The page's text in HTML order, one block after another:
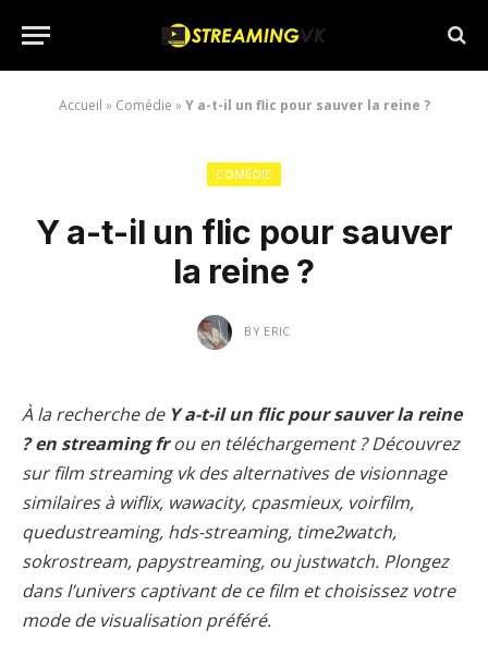
Accueil » Comédie »Y a-t-il un flic pour sauver la reine ?
COMÉDIE
Y a-t-il un flic pour sauver
la reine ?
BY ERIC
À la recherche de Y a-t-il un flic pour sauver la reine
? en streaming frou en téléchargement ? Découvrez
sur film streaming vk des alternatives de visionnage
similaires à wiflix, wawacity, cpasmieux, voirfilm,
quedustreaming, hds-streaming, time2watch,
sokrostream, papystreaming, ou justwatch. Plongez
dans l’univers captivant de ce film et choisissez votre
mode de visualisation préféré.